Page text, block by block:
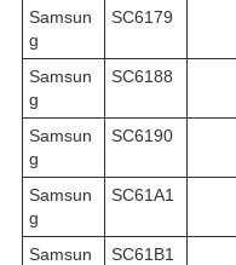
Samsun
g
SC6179
Samsun
g
SC6188
Samsun
g
SC6190
Samsun
g
SC61A1
Samsun
SC61B1